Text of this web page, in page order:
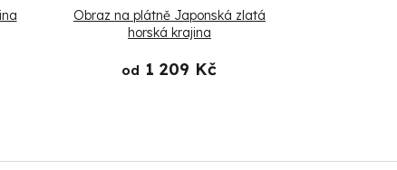
Obraz na plátně Japonská zlatá
horská krajina
od 1 209 Kč